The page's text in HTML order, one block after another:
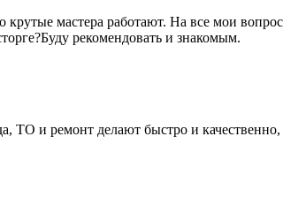
мастера работают. На все мои
рекомендовать и знакомым.
ТО и ремонт делают быстро и